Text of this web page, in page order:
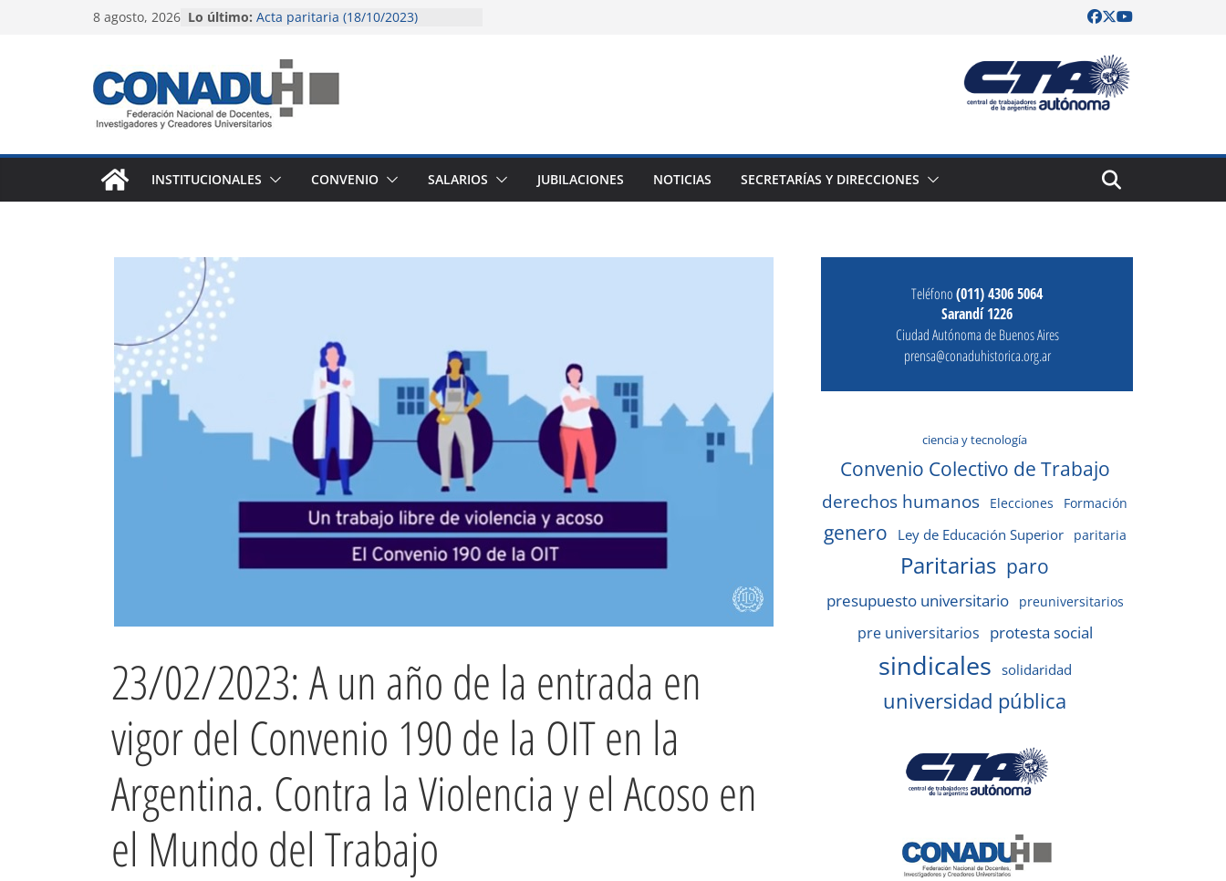
8 agosto, 2026 Lo último: Acta paritaria (18/10/2023)
pérdida salarial de la docencia
universitaria y preuniversitaria
Instructivo para liquidación
(octubre 2023)
Instructivo para liquidación (junio a
INSTITUCIONALES
CONVENIO SALARIOS JUBILACIONES NOTICIAS SECRETARÍAS Y DIRECCIONES
23/02/2023: A un año de la entrada en
vigor del Convenio 190 de la OIT en la
Argentina. Contra la Violencia y el Acoso en
el Mundo del Trabajo
Teléfono(011) 4306 5064
Sarandí 1226
Ciudad Autónoma de Buenos Aires
prensa@conaduhistorica.org.ar
ciencia y tecnología
Convenio Colectivo de Trabajo
derechos humanos Elecciones Formación
genero Ley de Educación Superior paritaria
Paritarias paro
presupuesto universitario preuniversitarios
pre universitarios protesta social
sindicales solidaridad
universidad pública